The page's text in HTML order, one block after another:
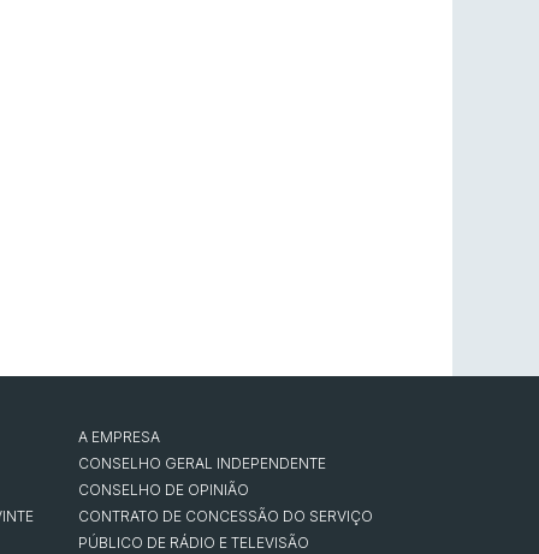
A EMPRESA
CONSELHO GERAL INDEPENDENTE
CONSELHO DE OPINIÃO
CONTRATO DE CONCESSÃO DO SERVIÇO
PÚBLICO DE RÁDIO E TELEVISÃO